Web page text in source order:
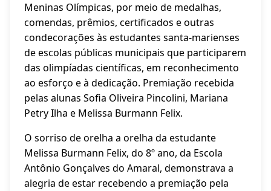
Meninas Olímpicas, por meio de medalhas,
comendas, prêmios, certificados e outras
condecorações às estudantes santa-marienses
de escolas públicas municipais que participarem
das olimpíadas científicas, em reconhecimento
ao esforço e à dedicação. Premiação recebida
pelas alunas Sofia Oliveira Pincolini, Mariana
Petry Ilha e Melissa Burmann Felix.
O sorriso de orelha a orelha da estudante
Melissa Burmann Felix, do 8º ano, da Escola
Antônio Gonçalves do Amaral, demonstrava a
alegria de estar recebendo a premiação pela